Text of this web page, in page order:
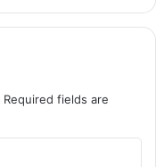
Required fields are